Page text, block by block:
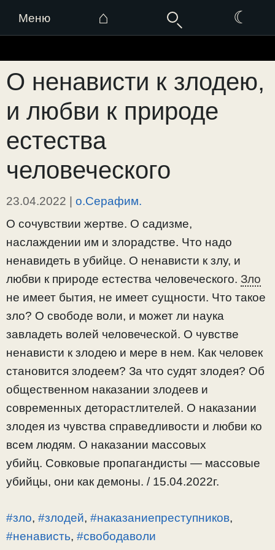
Меню ⌂ ☾
к
содержимому
О ненависти к злодею,
и любви к природе
естества
человеческого
23.04.2022 | о.Серафим.
О сочувствии жертве. О садизме,
наслаждении им и злорадстве. Что надо
ненавидеть в убийце. О ненависти к злу, и
любви к природе естества человеческого. Зло
не имеет бытия, не имеет сущности. Что такое
зло? О свободе воли, и может ли наука
завладеть волей человеческой. О чувстве
ненависти к злодею и мере в нем. Как человек
становится злодеем? За что судят злодея? Об
общественном наказании злодеев и
современных деторастлителей. О наказании
злодея из чувства справедливости и любви ко
всем людям. О наказании массовых
убийц. Совковые пропагандисты — массовые
убийцы, они как демоны. / 15.04.2022г.
#зло, #злодей, #наказаниепреступников,
#ненависть, #свободаволи